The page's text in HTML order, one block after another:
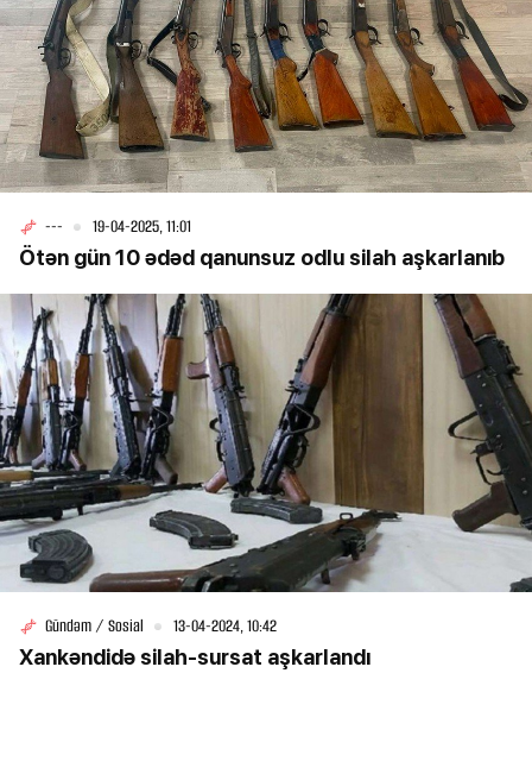
--- 19-04-2025, 11:01
Ötən gün 10 ədəd qanunsuz odlu silah aşkarlanıb
Gündəm / Sosial 13-04-2024, 10:42
Xankəndidə silah-sursat aşkarlandı